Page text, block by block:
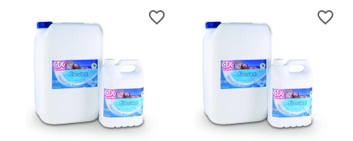
favorite_border favorite_border